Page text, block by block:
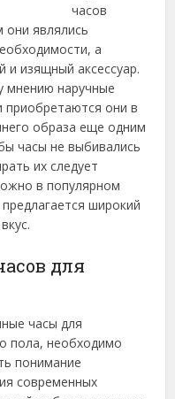
часов
являлись
а
и изящный аксессуар.
мнению наручные
они в
образа еще одним
часы не выбивались
их следует
в популярном
предлагается широкий
для
часы для
пола, необходимо
понимание
современных